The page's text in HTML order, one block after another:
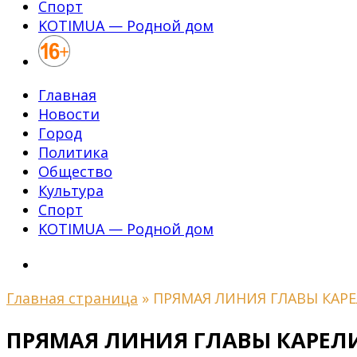
Спорт
KOTIMUA — Родной дом
Главная
Новости
Город
Политика
Общество
Культура
Спорт
KOTIMUA — Родной дом
Главная страница » ПРЯМАЯ ЛИНИЯ ГЛАВЫ
ПРЯМАЯ ЛИНИЯ ГЛАВЫ